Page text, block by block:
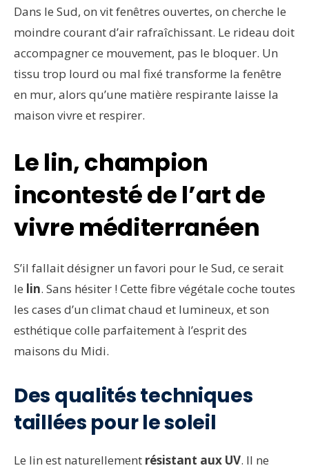
Dans le Sud, on vit fenêtres ouvertes, on cherche le
moindre courant d’air rafraîchissant. Le rideau doit
accompagner ce mouvement, pas le bloquer. Un
tissu trop lourd ou mal fixé transforme la fenêtre
en mur, alors qu’une matière respirante laisse la
maison vivre et respirer.
Le lin, champion
incontesté de l’art de
vivre méditerranéen
S’il fallait désigner un favori pour le Sud, ce serait
le lin. Sans hésiter ! Cette fibre végétale coche toutes
les cases d’un climat chaud et lumineux, et son
esthétique colle parfaitement à l’esprit des
maisons du Midi.
Des qualités techniques
taillées pour le soleil
Le lin est naturellement résistant aux UV. Il ne